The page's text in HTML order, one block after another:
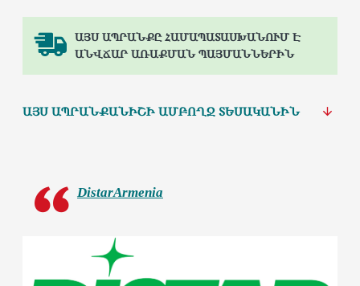
ԱՅՍ ԱՊՐԱՆՔԸ ՀԱՄԱՊԱՏԱՍԽԱՆՈՒՄ Է
ԱՆՎՃԱՐ ԱՌԱՔՄԱՆ ՊԱՅՄԱՆՆԵՐԻՆ
ԱՅՍ ԱՊՐԱՆՔԱՆԻՇԻ ԱՄԲՈՂՋ ՏԵՍԱԿԱՆԻՆ
DistarArmenia